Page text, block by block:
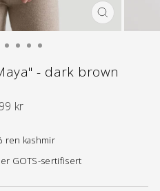
LUKK
(ESC)
- dark brown
kr
ren kashmir
GOTS-sertifisert